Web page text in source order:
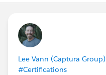
Lee Vann (Captura Group)
#Certifications